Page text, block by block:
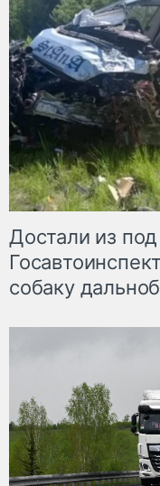
Достали из
собаку